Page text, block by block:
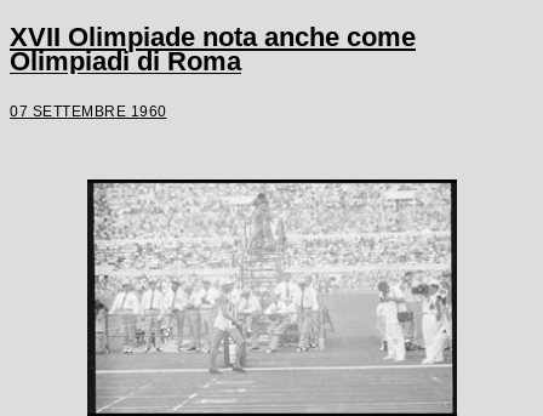
XVII Olimpiade nota anche come
Olimpiadi di Roma
07 SETTEMBRE 1960